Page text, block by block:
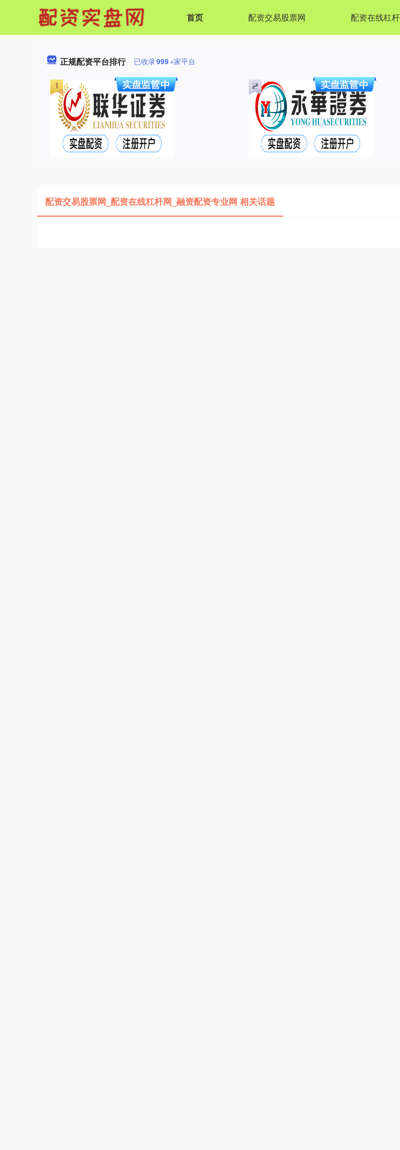
首页 配资交易股票网 配资在线杠
正规配资平台排行 已收录999+家平台
配资交易股票网_配资在线杠杆网_融资配资专业网 相关话题